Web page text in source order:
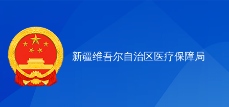
新疆维吾尔自治区医疗保障局